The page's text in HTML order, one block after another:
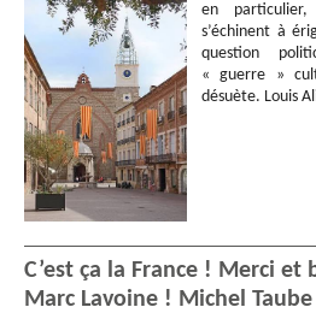
en particulier,
s’échinent à
question
« guerre »
désuète. Louis
C’est ça la France ! Merci et
Marc Lavoine ! Michel